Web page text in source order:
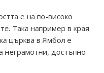
е на по-високо
Така например в края
църква в Ямбол е
неграмотни, достъпно